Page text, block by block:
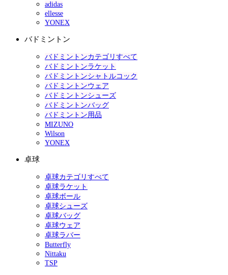
adidas
ellesse
YONEX
バドミントン
バドミントンカテゴリすべて
バドミントンラケット
バドミントンシャトルコック
バドミントンウェア
バドミントンシューズ
バドミントンバッグ
バドミントン用品
MIZUNO
Wilson
YONEX
卓球
卓球カテゴリすべて
卓球ラケット
卓球ボール
卓球シューズ
卓球バッグ
卓球ウェア
卓球ラバー
Butterfly
Nittaku
TSP